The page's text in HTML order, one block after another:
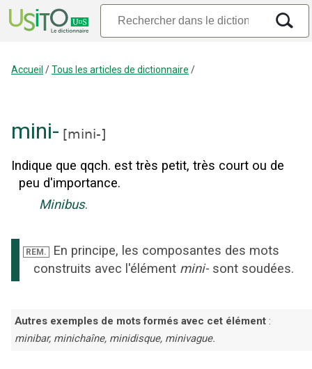
Accueil /Tous les articles de dictionnaire /
mini- [mini-]
Indique que qqch. est très petit, très court ou de
peu d'importance.
Minibus.
REM.
En principe, les composantes des mots
construits avec l'élément mini- sont soudées.
Autres exemples de mots formés avec cet élément :
minibar, minichaîne, minidisque, minivague.